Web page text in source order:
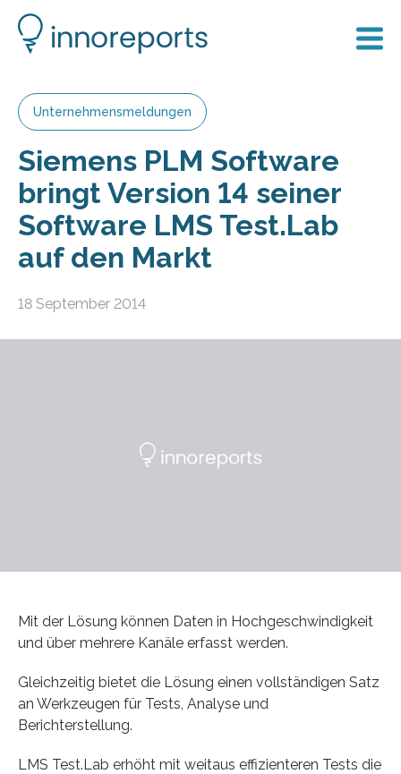
Unternehmensmeldungen
Siemens PLM Software
bringt Version 14 seiner
Software LMS Test.Lab
auf den Markt
18 September 2014
Mit der Lösung können Daten in Hochgeschwindigkeit
und über mehrere Kanäle erfasst werden.
Gleichzeitig bietet die Lösung einen vollständigen Satz
an Werkzeugen für Tests, Analyse und
Berichterstellung.
LMS Test.Lab erhöht mit weitaus effizienteren Tests die